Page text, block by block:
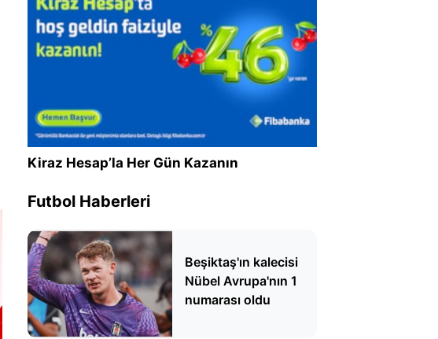
Kiraz Hesap’la Her Gün Kazanın
Futbol Haberleri
Beşiktaş'ın kalecisi
Nübel Avrupa'nın 1
numarası oldu